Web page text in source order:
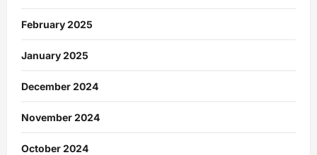
February 2025
January 2025
December 2024
November 2024
October 2024